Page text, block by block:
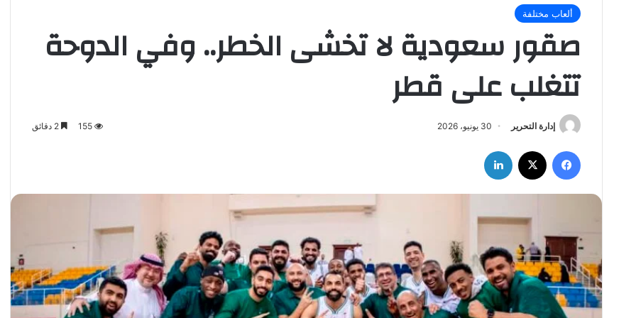
ألعاب مختلفة
صقور سعودية لا تخشى الخطر.. وفي الدوحة
تتغلب على قطر
إدارة التحرير 30 يونيو، 2026 155 2 دقائق